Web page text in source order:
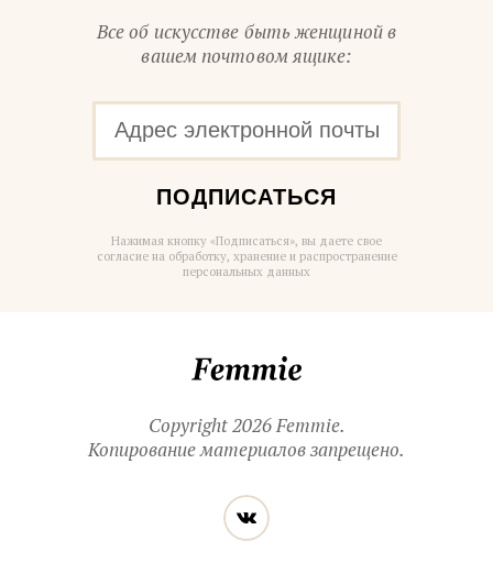
Все об искусстве быть женщиной в
вашем почтовом ящике:
ПОДПИСАТЬСЯ
Нажимая кнопку «Подписаться», вы даете свое
согласие на обработку, хранение и распространение
персональных данных
Copyright 2026 Femmie.
Копирование материалов запрещено.
Читайте
нас
в социальных